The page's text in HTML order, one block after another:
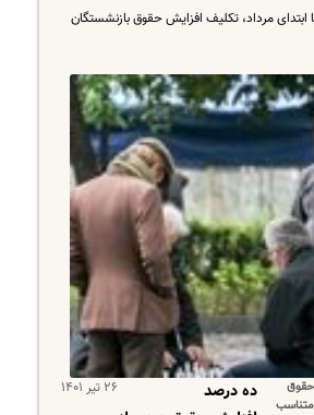
مرداد، تکلیف افزایش حقوق بازنشستگان
حقوق
۲۶ تیر ۱۴۰۱
ده درصد